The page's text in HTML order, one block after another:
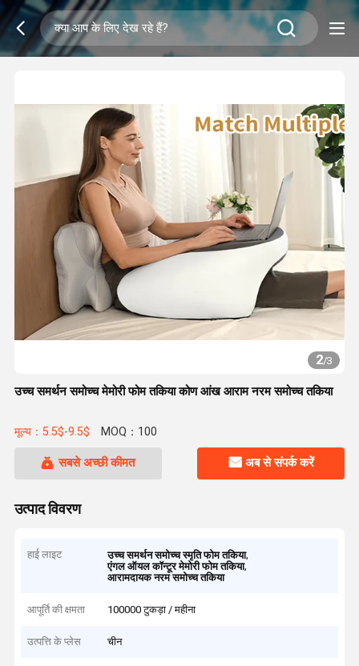
2/3
उच्च समर्थन समोच्च मेमोरी फोम तकिया कोण आंख आराम नरम समोच्च तकिया
मूल्य：5.5$-9.5$ MOQ：100
सबसे अच्छी कीमत अब से संपर्क करें
उत्पाद विवरण
हाई लाइट उच्च समर्थन समोच्च स्मृति फोम तकिया,
एंगल ऑयल कॉन्टूर मेमोरी फोम तकिया,
आरामदायक नरम समोच्च तकिया
आपूर्ति की क्षमता 100000 टुकड़ा / महीना
उत्पत्ति के प्लेस चीन